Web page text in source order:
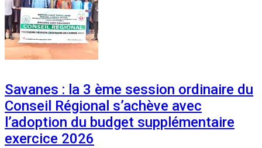
Savanes : la 3 ème session ordinaire du
Conseil Régional s’achève avec
l’adoption du budget supplémentaire
exercice 2026